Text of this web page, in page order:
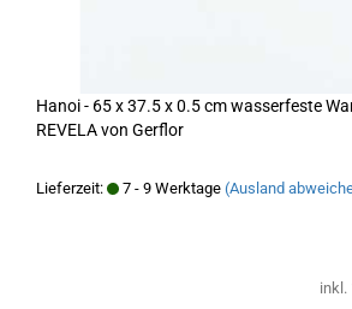
Hanoi - 65 x 37.5 x 0.5 cm wasserfeste
REVELA von Gerflor
Lieferzeit: 7 - 9 Werktage (Ausland
inkl.